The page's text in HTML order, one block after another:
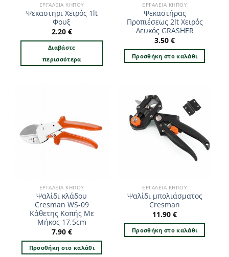
ΕΡΓΑΛΕΊΑ ΚΉΠΟΥ
Ψεκαστηρι Χειρός 1lt
Φουξ
2.20 €
Διαβάστε
περισσότερα
ΕΡΓΑΛΕΊΑ ΚΉΠΟΥ
Ψεκαστήρας
Προπιέσεως 2lt Χειρός
Λευκός GRASHER
3.50€
Προσθήκη στο καλάθι
ΕΡΓΑΛΕΊΑ ΚΉΠΟΥ
Ψαλίδι κλάδου
Cresman WS-09
Κάθετης Κοπής Με
Μήκος 17,5cm
7.90 €
Προσθήκη στο καλάθι
ΕΡΓΑΛΕΊΑ ΚΉΠΟΥ
Ψαλίδι μπολιάσματος
Cresman
11.90€
Προσθήκη στο καλάθι